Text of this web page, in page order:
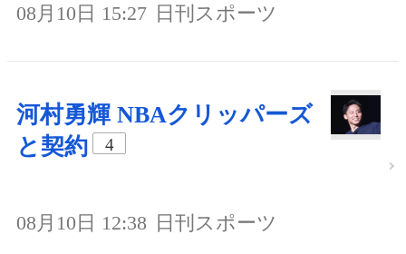
08月10日 15:27 日刊スポーツ
河村勇輝 NBAクリッパーズ
と契約
4
08月10日 12:38 日刊スポーツ